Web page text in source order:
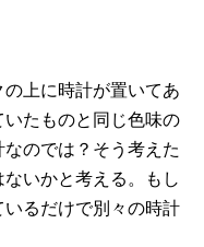
上に時計が置いてあ
たものと同じ色味の
のでは？そう考えた
いかと考える。もし
いるだけで別々の時計